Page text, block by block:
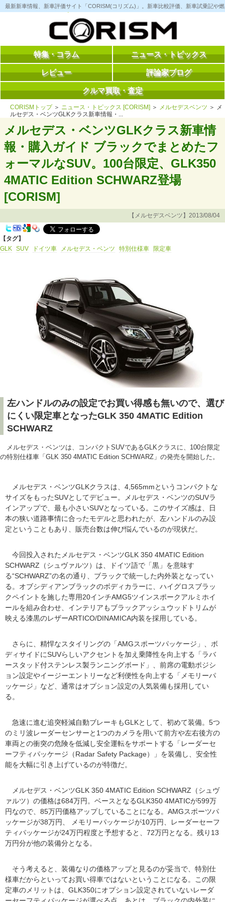
コ
ン
へ
最新新車情報、新車評価サイト「CORISM(コリズム)」。新車比較評価、新車試乗記や
特集・コラム ニュース・トピックス
レビュー 評論家ブログ
クルマ買取・査定
CORISMトップ＞ ニュース・トピックス [CORISM] ＞ メルセデスベンツ ＞ メ
ルセデス・ベンツGLKクラス新車情報・...
メルセデス・ベンツGLKクラス新車情
報・購入ガイド ブラックでまとめたフ
ォーマルなSUV。100台限定、GLK350
4MATIC Edition SCHWARZ登場
[CORISM]
【メルセデスベンツ】2013/08/04
【タグ】
GLK SUV ドイツ車 メルセデス・ベンツ 特別仕様車 限定車
左ハンドルのみの設定でお買い得感も無いので、選び
にくい限定車となったGLK 350 4MATIC Edition
SCHWARZ
メルセデス・ベンツは、コンパクトSUVであるGLKクラスに、100台限定
の特別仕様車「GLK 350 4MATIC Edition SCHWARZ」の発売を開始した。
メルセデス・ベンツGLKクラスは、4,565mmというコンパクトな
サイズをもったSUVとしてデビュー。メルセデス・ベンツのSUVラ
インアップで、最も小さいSUVとなっている。このサイズ感は、日
本の狭い道路事情に合ったモデルと思われたが、左ハンドルのみ設
定ということもあり、販売台数は伸び悩んでいるのが現状だ。
今回投入されたメルセデス・ベンツGLK 350 4MATIC Edition
SCHWARZ（シュヴァルツ）は、ドイツ語で「黒」を意味す
る“SCHWARZ”の名の通り、ブラックで統一した内外装となってい
る。オブシディアンブラックのボディカラーに、ハイグロスブラッ
クペイントを施した専用20インチAMG5ツインスポークアルミホイ
ールを組み合わせ、インテリアもブラックアッシュウッドトリムが
映える漆黒のレザーARTICO/DINAMICA内装を採用している。
さらに、精悍なスタイリングの「AMGスポーツパッケージ」、ボ
ディサイドにSUVらしいアクセントを加え乗降性を向上する「ラバ
ースタッド付ステンレス製ランニングボード」、前席の電動ポジシ
ョン設定やイージーエントリーなど利便性を向上する「メモリーパ
ッケージ」など、通常はオプション設定の人気装備も採用してい
る。
急速に進む追突軽減自動ブレーキもGLKとして、初めて装備。5つ
のミリ波レーダーセンサーと1つのカメラを用いて前方や左右後方の
車両との衝突の危険を低減し安全運転をサポートする「レーダーセ
ーフティパッケージ（Radar Safety Package）」を装備し、安全性
能を大幅に引き上げているのが特徴だ。
メルセデス・ベンツGLK 350 4MATIC Edition SCHWARZ（シュヴ
ァルツ）の価格は684万円。ベースとなるGLK350 4MATICが599万
円なので、85万円価格アップしていることになる。AMGスポーツパ
ッケージが38万円、 メモリーパッケージが10万円、レーダーセーフ
ティパッケージが24万円程度と予想すると、72万円となる。残り13
万円分が他の装備分となる。
そう考えると、装備なりの価格アップと見るのが妥当で、特別仕
様車だからといってお買い得車ではないということになる。この限
定車のメリットは、GLK350にオプション設定されていないレーダ